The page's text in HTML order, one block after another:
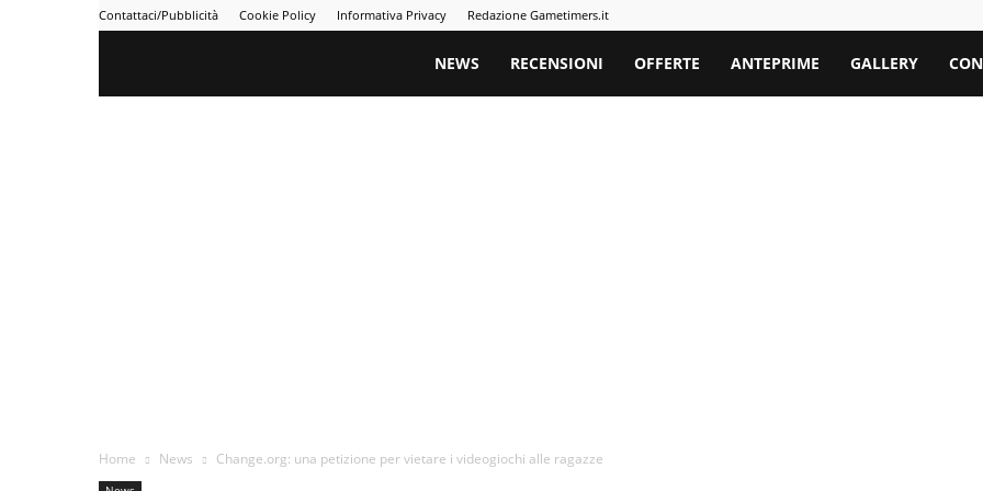
Contattaci/Pubblicità Cookie Policy Informativa Privacy Redazione Gametimers.it
Gametimers
NEWS RECENSIONI OFFERTE ANTEPRIME GALLERY
Home News Change.org: una petizione per vietare i videogiochi alle ragazze